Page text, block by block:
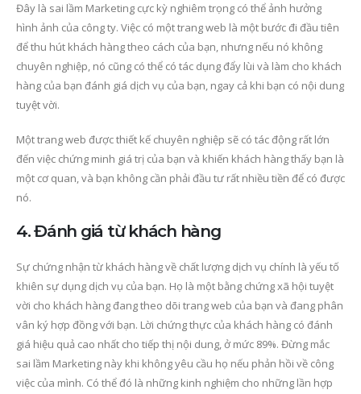
Đây là sai lầm Marketing cực kỳ nghiêm trọng có thể ảnh hưởng
hình ảnh của công ty. Việc có một trang web là một bước đi đầu tiên
để thu hút khách hàng theo cách của bạn, nhưng nếu nó không
chuyên nghiệp, nó cũng có thể có tác dụng đẩy lùi và làm cho khách
hàng của bạn đánh giá dịch vụ của bạn, ngay cả khi bạn có nội dung
tuyệt vời.
Một trang web được thiết kế chuyên nghiệp sẽ có tác động rất lớn
đến việc chứng minh giá trị của bạn và khiến khách hàng thấy bạn là
một cơ quan, và bạn không cần phải đầu tư rất nhiều tiền để có được
nó.
4. Đánh giá từ khách hàng
Sự chứng nhận từ khách hàng về chất lượng dịch vụ chính là yếu tố
khiên sự dụng dịch vụ của bạn. Họ là một bằng chứng xã hội tuyệt
vời cho khách hàng đang theo dõi trang web của bạn và đang phân
vân ký hợp đồng với bạn. Lời chứng thực của khách hàng có đánh
giá hiệu quả cao nhất cho tiếp thị nội dung, ở mức 89%. Đừng mắc
sai lầm Marketing này khi không yêu cầu họ nếu phản hồi về công
việc của mình. Có thể đó là những kinh nghiệm cho những lần hợp